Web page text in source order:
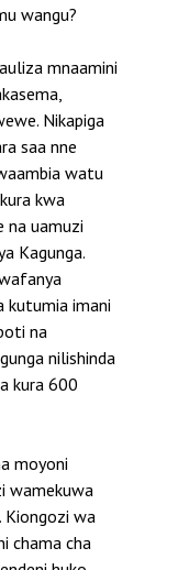
wangu?
mnaamini
Nikapiga
saa nne
watu
kwa
na uamuzi
Kagunga.
kutumia imani
na
nilishinda
kura 600
moyoni
wamekuwa
Kiongozi wa
chama cha